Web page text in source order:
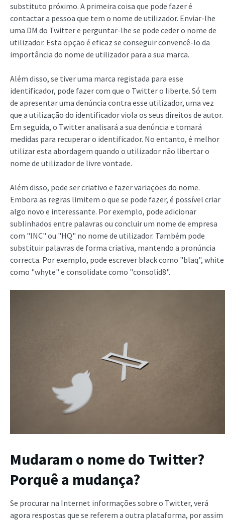
substituto próximo. A primeira coisa que pode fazer é
contactar a pessoa que tem o nome de utilizador. Enviar-lhe
uma DM do Twitter e perguntar-lhe se pode ceder o nome de
utilizador. Esta opção é eficaz se conseguir convencê-lo da
importância do nome de utilizador para a sua marca.
Além disso, se tiver uma marca registada para esse
identificador, pode fazer com que o Twitter o liberte. Só tem
de apresentar uma denúncia contra esse utilizador, uma vez
que a utilização do identificador viola os seus direitos de autor.
Em seguida, o Twitter analisará a sua denúncia e tomará
medidas para recuperar o identificador. No entanto, é melhor
utilizar esta abordagem quando o utilizador não libertar o
nome de utilizador de livre vontade.
Além disso, pode ser criativo e fazer variações do nome.
Embora as regras limitem o que se pode fazer, é possível criar
algo novo e interessante. Por exemplo, pode adicionar
sublinhados entre palavras ou concluir um nome de empresa
com "INC" ou "HQ" no nome de utilizador. Também pode
substituir palavras de forma criativa, mantendo a pronúncia
correcta. Por exemplo, pode escrever black como "blaq", white
como "whyte" e consolidate como "consolid8".
Mudaram o nome do Twitter?
Porquê a mudança?
Se procurar na Internet informações sobre o Twitter, verá
agora respostas que se referem a outra plataforma, por assim